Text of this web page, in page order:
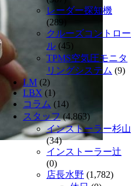
レーダー探知機
(289)
クルーズコントロー
ル (45)
TPMS空気圧モニタ
リングシステム (9)
LM (2)
LBX (1)
コラム (14)
スタッフ(4,863)
インストーラー杉山
(34)
インストーラー辻
(0)
店長水野 (1,782)